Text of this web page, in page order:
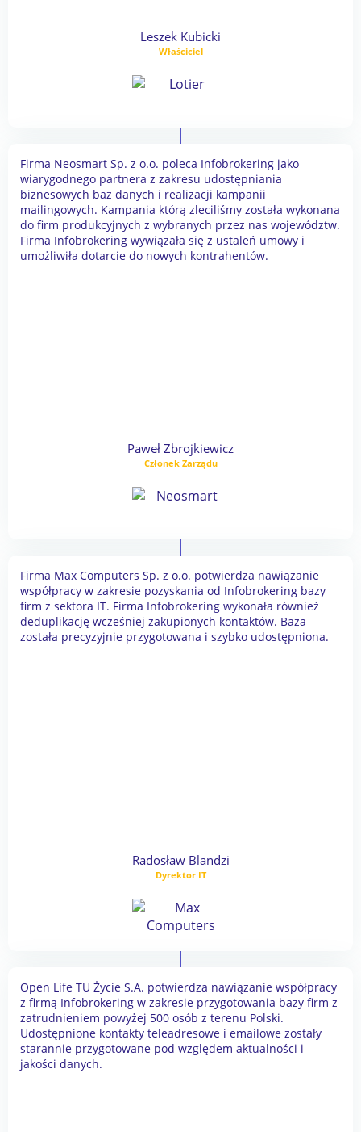
Leszek Kubicki
Właściciel
Firma Neosmart Sp. z o.o. poleca Infobrokering jako
wiarygodnego partnera z zakresu udostępniania
biznesowych baz danych i realizacji kampanii
mailingowych. Kampania którą zleciliśmy została wykonana
do firm produkcyjnych z wybranych przez nas województw.
Firma Infobrokering wywiązała się z ustaleń umowy i
umożliwiła dotarcie do nowych kontrahentów.
Paweł Zbrojkiewicz
Członek Zarządu
Firma Max Computers Sp. z o.o. potwierdza nawiązanie
współpracy w zakresie pozyskania od Infobrokering bazy
firm z sektora IT. Firma Infobrokering wykonała również
deduplikację wcześniej zakupionych kontaktów. Baza
została precyzyjnie przygotowana i szybko udostępniona.
Radosław Blandzi
Dyrektor IT
Open Life TU Życie S.A. potwierdza nawiązanie współpracy
z firmą Infobrokering w zakresie przygotowania bazy firm z
zatrudnieniem powyżej 500 osób z terenu Polski.
Udostępnione kontakty teleadresowe i emailowe zostały
starannie przygotowane pod względem aktualności i
jakości danych.